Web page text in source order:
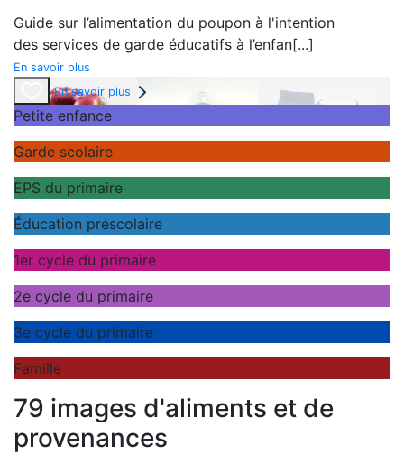
Guide sur l’alimentation du poupon à l'intention
des services de garde éducatifs à l’enfan[...]
En savoir plus
En savoir plus
Petite enfance
Garde scolaire
EPS du primaire
Éducation préscolaire
1er cycle du primaire
2e cycle du primaire
3e cycle du primaire
Famille
79 images d'aliments et de
provenances